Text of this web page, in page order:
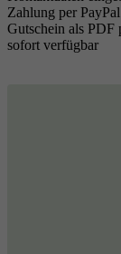
Zahlung per
Gutschein als
sofort verfügbar